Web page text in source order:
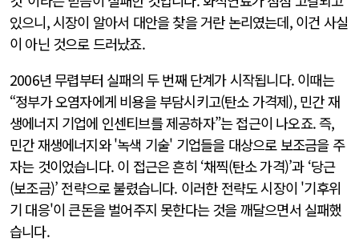
있으니, 시장이 알아서 대안을 찾을 거란 논리였는데, 이건 사실
이 아닌 것으로 드러났죠.
2006년 무렵부터 실패의 두 번째 단계가 시작됩니다. 이때는
“정부가 오염자에게 비용을 부담시키고(탄소 가격제), 민간 재
생에너지 기업에 인센티브를 제공하자”는 접근이 나오죠. 즉,
민간 재생에너지와 '녹색 기술' 기업들을 대상으로 보조금을 주
자는 것이었습니다. 이 접근은 흔히 ‘채찍(탄소 가격)’과 ‘당근
(보조금)’ 전략으로 불렸습니다. 이러한 전략도 시장이 '기후위
기 대응'이 큰돈을 벌어주지 못한다는 것을 깨달으면서 실패했
습니다.